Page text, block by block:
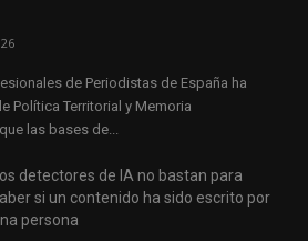
de Periodistas de España ha
Política Territorial y Memoria
las bases de...
Los detectores de IA no bastan para
si un contenido ha sido escrito por
persona